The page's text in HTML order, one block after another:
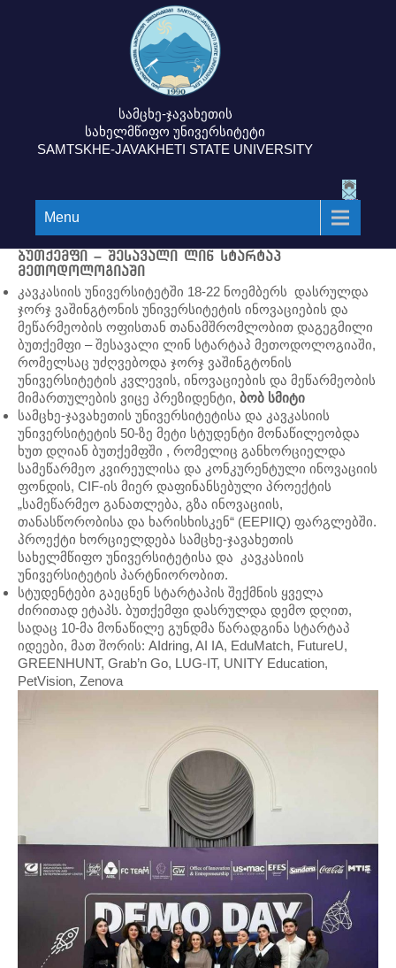
სამცხე-ჯავახეთის
სახელმწიფო უნივერსიტეტი
SAMTSKHE-JAVAKHETI STATE UNIVERSITY
Menu
ბუთქემფი – შესავალი ლინ სტარტაპ
მეთოდოლოგიაში
კავკასიის უნივერსიტეტში 18-22 ნოემბერს დასრულდა
ჯორჯ ვაშინგტონის უნივერსიტეტის ინოვაციების და
მეწარმეობის ოფისთან თანამშრომლობით დაგეგმილი
ბუთქემფი – შესავალი ლინ სტარტაპ მეთოდოლოგიაში,
რომელსაც უძღვებოდა ჯორჯ ვაშინგტონის
უნივერსიტეტის კვლევის, ინოვაციების და მეწარმეობის
მიმართულების ვიცე პრეზიდენტი, ბობ სმიტი
სამცხე-ჯავახეთის უნივერსიტეტისა და კავკასიის
უნივერსიტეტის 50-ზე მეტი სტუდენტი მონაწილეობდა
ხუთ დღიან ბუთქემფში , რომელიც განხორციელდა
სამეწარმეო კვირეულისა და კონკურენტული ინოვაციის
ფონდის, CIF-ის მიერ დაფინანსებული პროექტის
„სამეწარმეო განათლება, გზა ინოვაციის,
თანასწორობისა და ხარისხისკენ“ (EEPIIQ) ფარგლებში.
პროექტი ხორციელდება სამცხე-ჯავახეთის
სახელმწიფო უნივერსიტეტისა და კავკასიის
უნივერსიტეტის პარტნიორობით.
სტუდენტები გაეცნენ სტარტაპის შექმნის ყველა
ძირითად ეტაპს. ბუთქემფი დასრულდა დემო დღით,
სადაც 10-მა მონაწილე გუნდმა წარადგინა სტარტაპ
იდეები, მათ შორის: AIdring, AI IA, EduMatch, FutureU,
GREENHUNT, Grab’n Go, LUG-IT, UNITY Education,
PetVision, Zenova